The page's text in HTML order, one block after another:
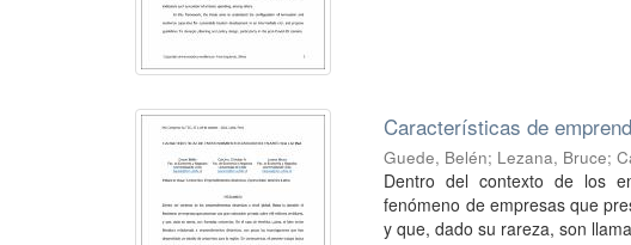
Características de
Guede, Belén; Lezana, Bruce;
Dentro del contexto de los
fenómeno de empresas que
y que, dado su rareza, son